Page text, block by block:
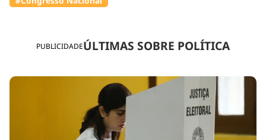
PUBLICIDADEÚLTIMAS SOBRE POLÍTICA